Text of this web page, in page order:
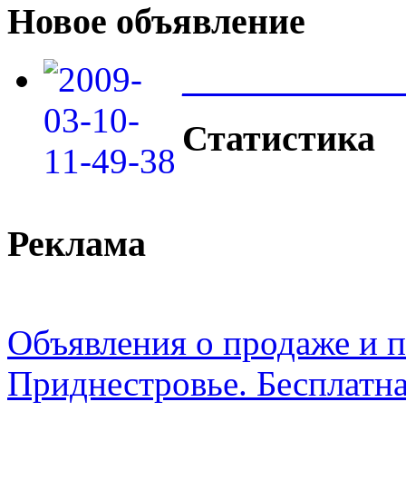
Новое объявление
Статистика
Реклама
Объявления о продаже и
Приднестровье.